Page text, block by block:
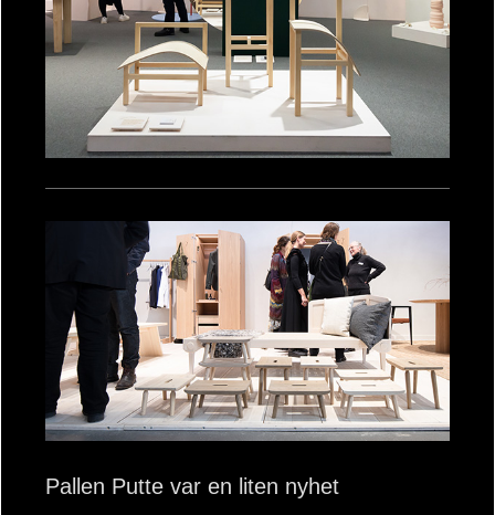
Pallen Putte var en liten nyhet